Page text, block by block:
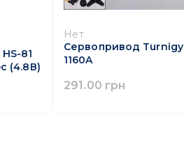
81
(4.8В)
Нет
Сервопривод Turnigy
1160A
291.00 грн